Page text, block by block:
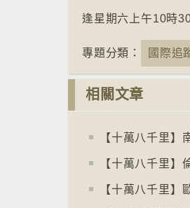
逢星期六上午10時
專題分類： 國際追
相關文章
【十萬八千里】
【十萬八千里】